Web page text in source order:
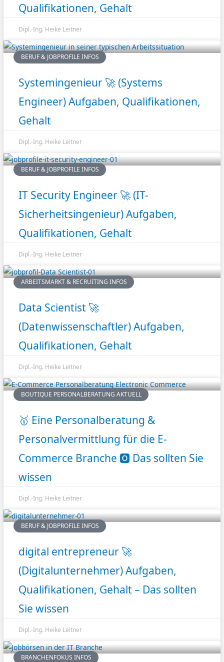
Qualifikationen, Gehalt
Dipl.-Ing. Heike Leitner
BERUF & JOBPROFILE INFOS
Systemingenieur 🚀 (Systems
Engineer) Aufgaben, Qualifikationen,
Gehalt
Dipl.-Ing. Heike Leitner
BERUF & JOBPROFILE INFOS
IT Security Engineer 🚀 (IT-
Sicherheitsingenieur) Aufgaben,
Qualifikationen, Gehalt
Dipl.-Ing. Heike Leitner
ARBEITSMARKT & RECRUITING INFOS
Data Scientist 🚀
(Datenwissenschaftler) Aufgaben,
Qualifikationen, Gehalt
Dipl.-Ing. Heike Leitner
BOUTIQUE PERSONALBERATUNG AKTUELL
🥇 Eine Personalberatung &
Personalvermittlung für die E-
Commerce Branche 🅾️ Das sollten Sie
wissen
Dipl.-Ing. Heike Leitner
BERUF & JOBPROFILE INFOS
digital entrepreneur 🚀
(Digitalunternehmer) Aufgaben,
Qualifikationen, Gehalt – Das sollten
Sie wissen
Dipl.-Ing. Heike Leitner
BRANCHENFOKUS INFOS